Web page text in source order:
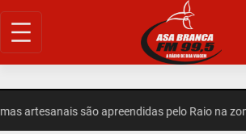
Pular
para
artesanais são apreendidas pelo Raio na zona